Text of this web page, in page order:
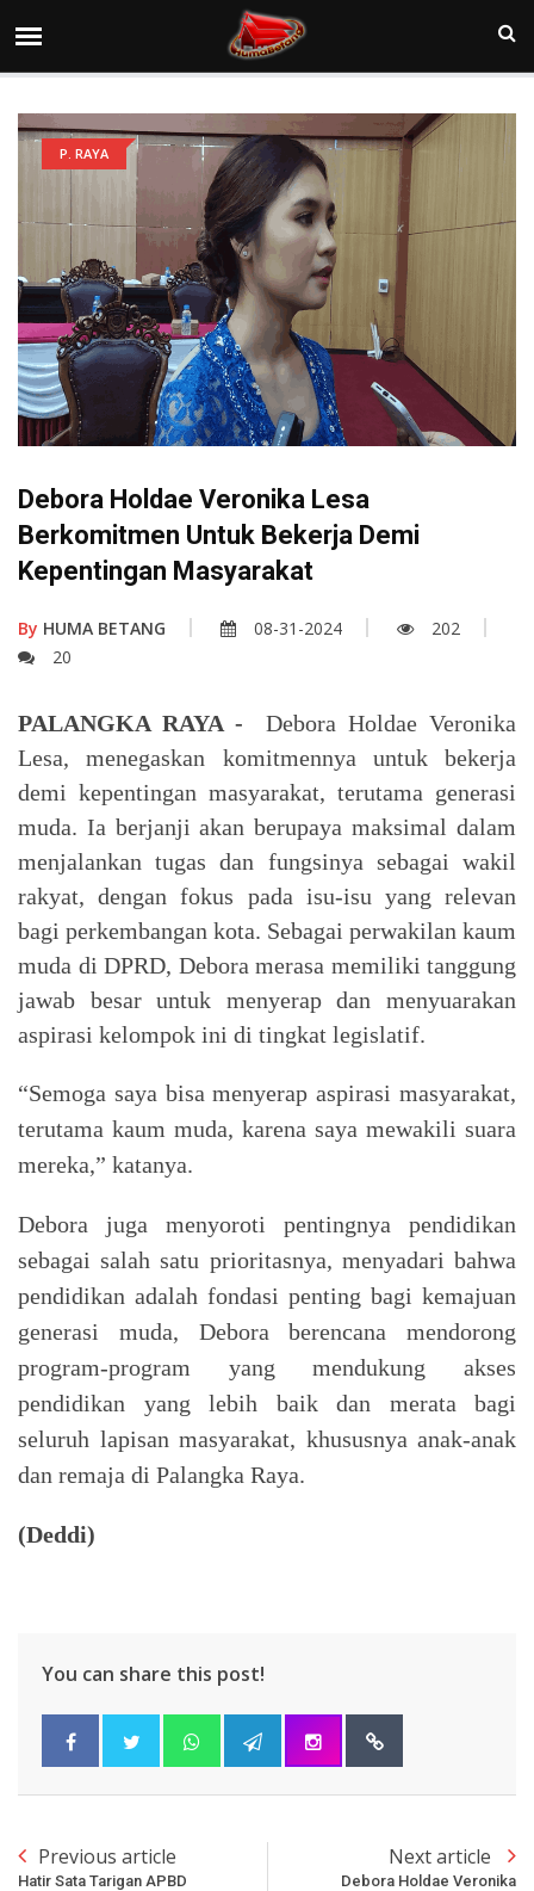
P. RAYA
Debora Holdae Veronika Lesa
Berkomitmen Untuk Bekerja Demi
Kepentingan Masyarakat
By HUMA BETANG 08-31-2024
202
20
PALANGKA RAYA -
Debora Holdae Veronika
Lesa, menegaskan komitmennya untuk bekerja
demi kepentingan masyarakat, terutama generasi
muda. Ia berjanji akan berupaya maksimal dalam
menjalankan tugas dan fungsinya sebagai wakil
rakyat, dengan fokus pada isu-isu yang relevan
bagi perkembangan kota. Sebagai perwakilan kaum
muda di DPRD, Debora merasa memiliki tanggung
jawab besar untuk menyerap dan menyuarakan
aspirasi kelompok ini di tingkat legislatif.
“Semoga saya bisa menyerap aspirasi masyarakat,
terutama kaum muda, karena saya mewakili suara
mereka,” katanya.
Debora juga menyoroti pentingnya pendidikan
sebagai salah satu prioritasnya, menyadari bahwa
pendidikan adalah fondasi penting bagi kemajuan
generasi muda, Debora berencana mendorong
program-program yang mendukung akses
pendidikan yang lebih baik dan merata bagi
seluruh lapisan masyarakat, khususnya anak-anak
dan remaja di Palangka Raya.
(Deddi)
You can share this post!
Previous article
Hatir Sata Tarigan APBD
Next article
Debora Holdae Veronika